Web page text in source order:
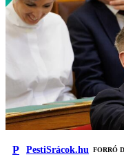
P PestiSrácok.hu FORRÓ